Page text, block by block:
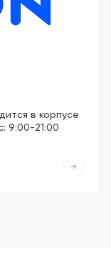
в корпусе
9:00-21:00